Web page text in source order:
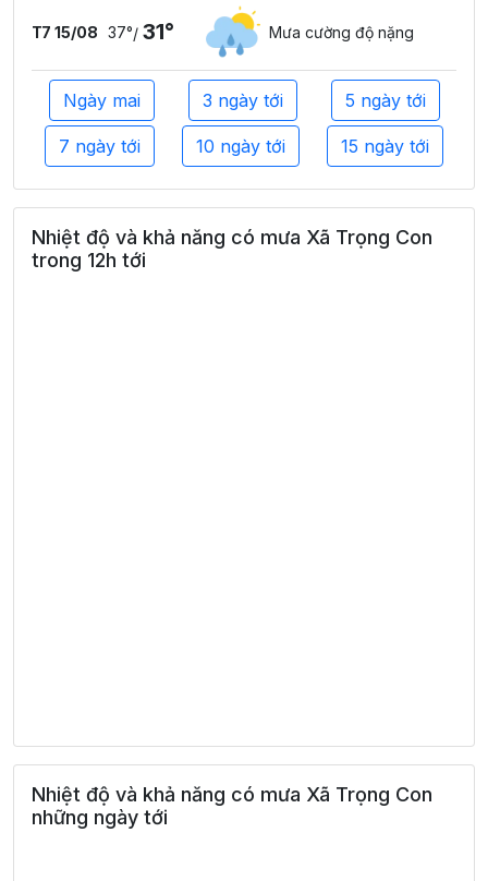
T7 15/08 37°/ 31° Mưa cường độ nặng
Ngày mai 3 ngày tới 5 ngày tới
7 ngày tới 10 ngày tới 15 ngày tới
Nhiệt độ và khả năng có mưa Xã Trọng Con
trong 12h tới
Nhiệt độ và khả năng có mưa Xã Trọng Con
những ngày tới